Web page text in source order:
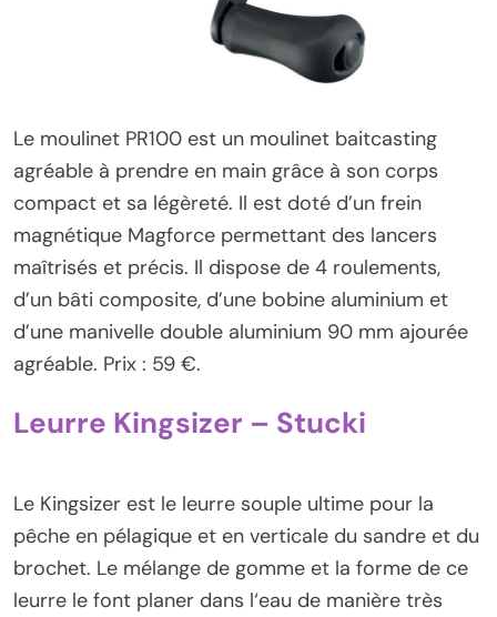
Le moulinet PR100 est un moulinet baitcasting
agréable à prendre en main grâce à son corps
compact et sa légèreté. Il est doté d’un frein
magnétique Magforce permettant des lancers
maîtrisés et précis. Il dispose de 4 roulements,
d’un bâti composite, d’une bobine aluminium et
d’une manivelle double aluminium 90 mm ajourée
agréable. Prix : 59 €.
Leurre Kingsizer – Stucki
Le Kingsizer est le leurre souple ultime pour la
pêche en pélagique et en verticale du sandre et du
brochet. Le mélange de gomme et la forme de ce
leurre le font planer dans l‘eau de manière très